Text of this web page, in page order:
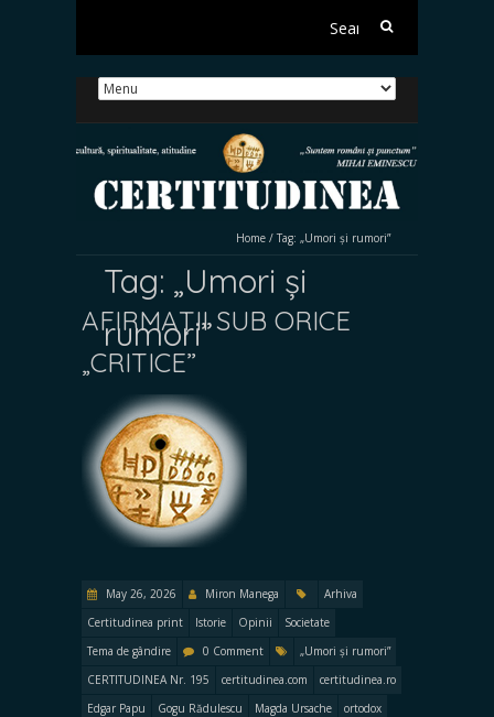
Search
Home / Tag: „Umori și rumori”
Tag: „Umori și
rumori”
AFIRMAȚII SUB ORICE
„CRITICE”
May 26, 2026 Miron Manega
Arhiva
Certitudinea print
Istorie Opinii
Societate
Tema de gândire
0 Comment
„Umori și rumori”
CERTITUDINEA Nr. 195
certitudinea.com
certitudinea.ro
Edgar Papu
Gogu Rădulescu Magda Ursache ortodox